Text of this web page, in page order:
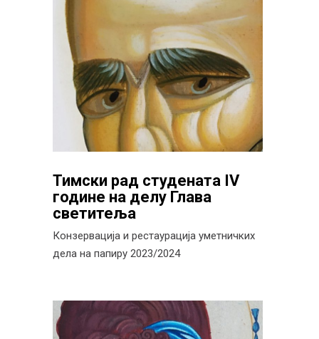
Тимски рад студената IV
године на делу Глава
светитеља
Конзервација и рестаурација уметничких
дела на папиру 2023/2024